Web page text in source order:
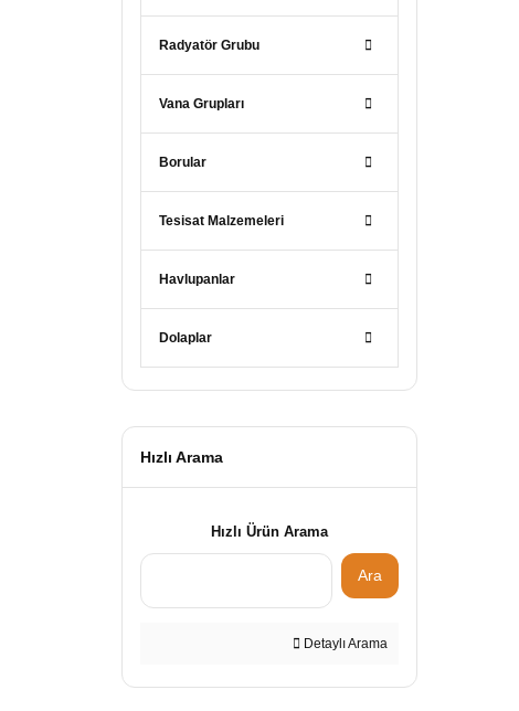
Radyatör Grubu
Vana Grupları
Borular
Tesisat Malzemeleri
Havlupanlar
Dolaplar
Hızlı Arama
Hızlı Ürün Arama
Ara
Detaylı Arama